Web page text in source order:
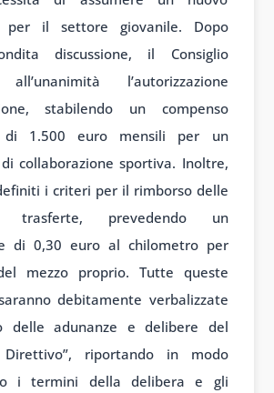
per il settore giovanile. Dopo
discussione, il Consiglio
l’autorizzazione
stabilendo un compenso
di 1.500 euro mensili per un
collaborazione sportiva. Inoltre,
i criteri per il rimborso delle
trasferte, prevedendo un
di 0,30 euro al chilometro per
mezzo proprio. Tutte queste
debitamente verbalizzate
delle adunanze e delibere del
Direttivo”, riportando in modo
i termini della delibera e gli